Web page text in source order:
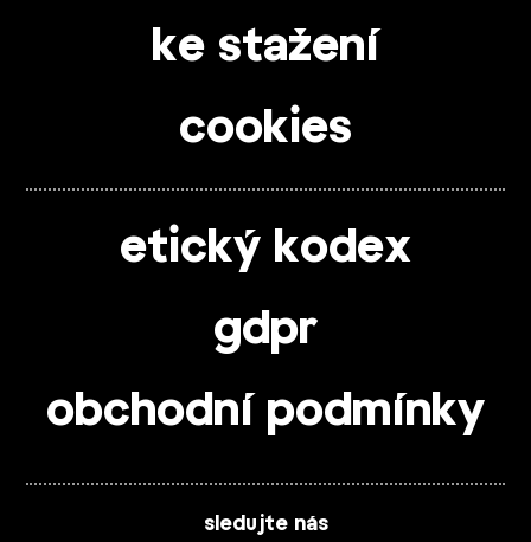
ke stažení
cookies
etický kodex
gdpr
obchodní podmínky
sledujte nás